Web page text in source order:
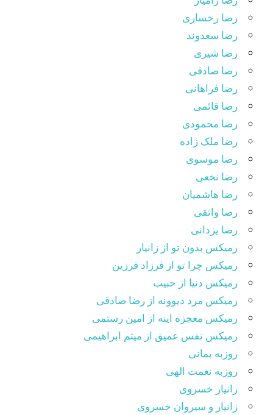
رضا رخساری
رضا سعدوند
رضا شیری
رضا صادقی
رضا فراهانی
رضا قائمی
رضا محمودی
رضا ملک زاده
رضا موسوی
رضا نخعی
رضا هاشمیان
رضا واثقی
رضا یزدانی
رمیکس بدون تو از زانیار
رمیکس چرا تو از فرزاد فرزین
رمیکس دنیا از حبیب
رمیکس مرد دیوونه از رضا صادقی
رمیکس معجزه اینه از امین رستمی
رمیکس نفس عمیق از میثم ابراهیمی
روزبه بمانی
روزبه نعمت الهی
زانیار خسروی
زانیار و سیروان خسروی